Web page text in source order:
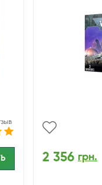
2 356 грн.